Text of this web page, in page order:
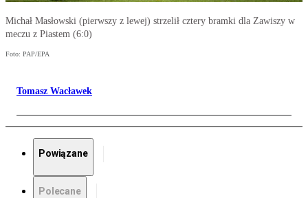
Michał Masłowski (pierwszy z lewej) strzelił cztery bramki dla Zawiszy w
meczu z Piastem (6:0)
Foto: PAP/EPA
Tomasz Wacławek
Powiązane
Polecane